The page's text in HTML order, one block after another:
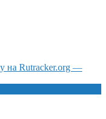
на Rutracker.org —